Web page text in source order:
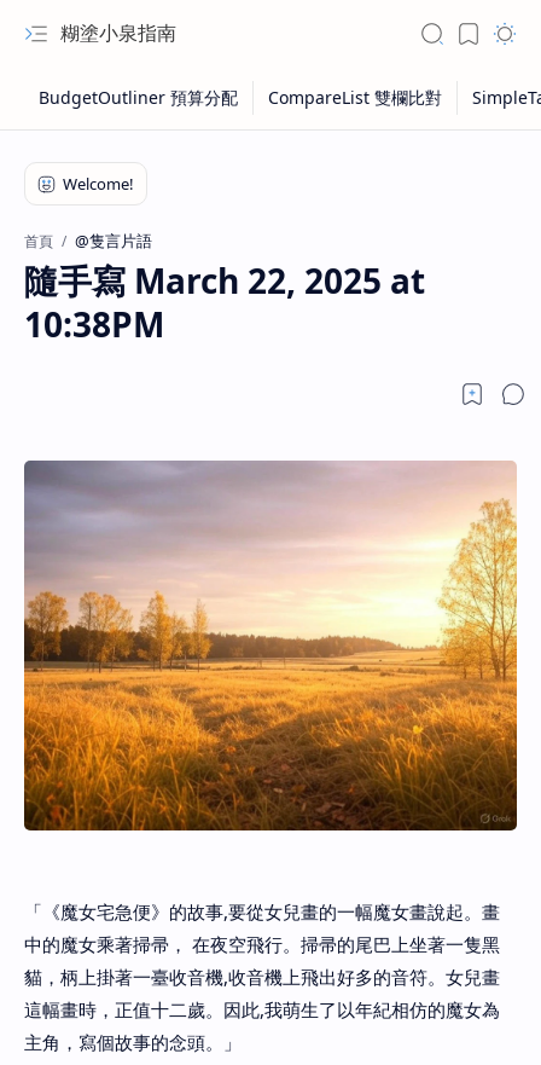
糊塗小泉指南
首頁 @隻言片語
隨手寫 March 22, 2025 at
10:38PM
「《魔女宅急便》的故事,要從女兒畫的一幅魔女畫說起。畫
中的魔女乘著掃帚， 在夜空飛行。掃帚的尾巴上坐著一隻黑
貓，柄上掛著一臺收音機,收音機上飛出好多的音符。女兒畫
這幅畫時，正值十二歲。因此,我萌生了以年紀相仿的魔女為
主角，寫個故事的念頭。」